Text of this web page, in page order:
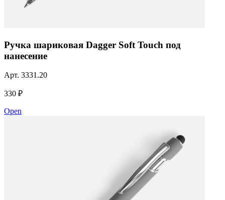
Ручка шариковая Dagger Soft Touch под
нанесение
Арт. 3331.20
330 ₽
Open